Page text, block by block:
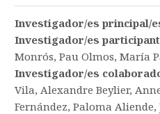
Investigador/es principal/
Investigador/es
Monrós, Pau Olmos, María
Investigador/es
Vila, Alexandre Beylier,
Fernández, Paloma